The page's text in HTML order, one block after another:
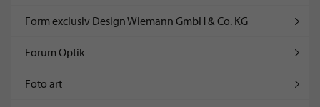
Form exclusiv Design Wiemann GmbH & Co. KG
Forum Optik
Foto art